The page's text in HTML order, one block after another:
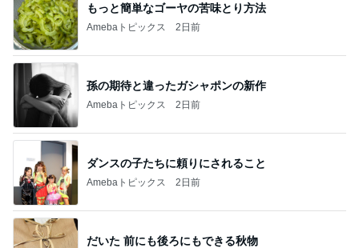
もっと簡単なゴーヤの苦味とり方法
Amebaトピックス 2日前
孫の期待と違ったガシャポンの新作
Amebaトピックス 2日前
ダンスの子たちに頼りにされること
Amebaトピックス 2日前
だいた 前にも後ろにもできる秋物